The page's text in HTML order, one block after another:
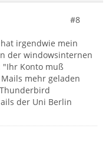
#8
irgendwie mein
der windowsinternen
Konto muß
mehr geladen
der Uni Berlin